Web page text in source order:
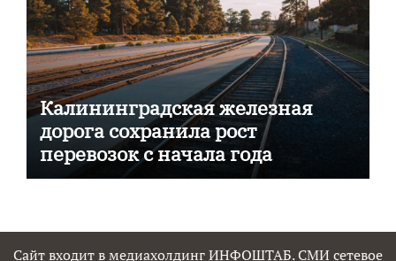
Калининградская железная
дорога сохранила рост
перевозок с начала года
Сайт входит в медиахолдинг ИНФОШТАБ. СМИ сетевое